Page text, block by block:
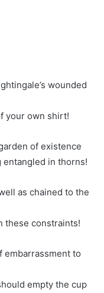
wounded
your own shirt!
of existence
entangled in thorns!
as chained to the
these constraints!
embarrassment to
empty the cup